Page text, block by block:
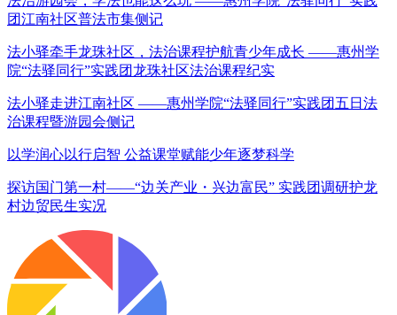
团江南社区普法市集侧记
法小驿牵手龙珠社区，法治课程护航青少年成长 ——惠州学
院“法驿同行”实践团龙珠社区法治课程纪实
法小驿走进江南社区 ——惠州学院“法驿同行”实践团五日法
治课程暨游园会侧记
以学润心以行启智 公益课堂赋能少年逐梦科学
探访国门第一村——“边关产业・兴边富民” 实践团调研护龙
村边贸民生实况